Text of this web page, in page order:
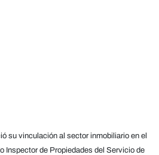
su vinculación al sector inmobiliario en el
Inspector de Propiedades del Servicio de